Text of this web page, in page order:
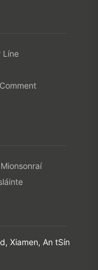
Líne
Xiamen, An tSín